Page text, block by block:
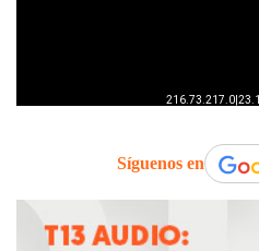
Síguenos en